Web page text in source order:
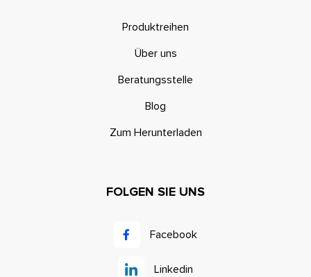
Produktreihen
Über uns
Beratungsstelle
Blog
Zum Herunterladen
FOLGEN SIE UNS
Facebook
Linkedin